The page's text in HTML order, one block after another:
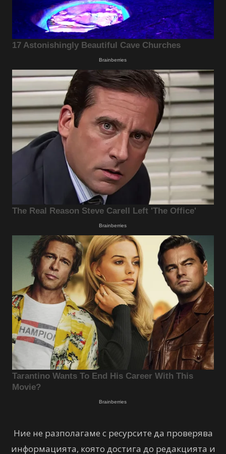
Ние не разполагаме с ресурсите да проверява
информацията, която достига до редакцията и